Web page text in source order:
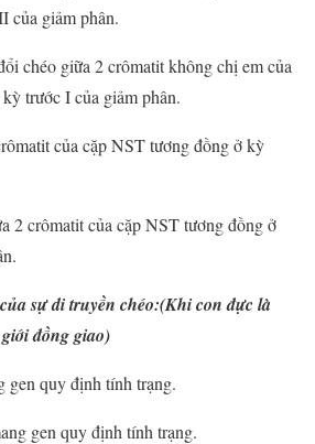
của giảm phân.
chéo giữa 2 crômatit không chị em của
trước I của giảm phân.
của cặp NST tương đồng ở kỳ
2 crômatit của cặp NST tương đồng ở
sự di truyền chéo:(Khi con đực là
đồng giao)
gen quy định tính trạng.
gen quy định tính trạng.